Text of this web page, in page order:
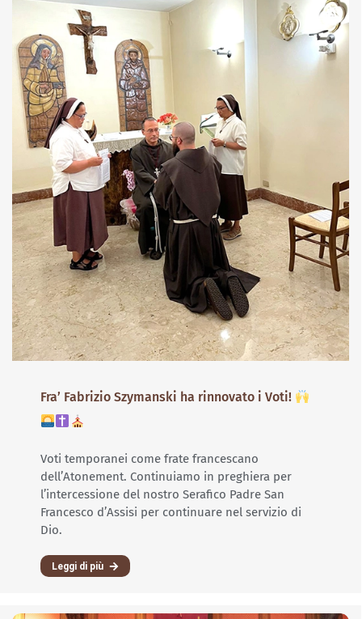
Fra’ Fabrizio Szymanski ha rinnovato i Voti!
Voti temporanei come frate francescano
dell’Atonement. Continuiamo in preghiera per
l’intercessione del nostro Serafico Padre San
Francesco d’Assisi per continuare nel servizio di
Dio.
Leggi di più